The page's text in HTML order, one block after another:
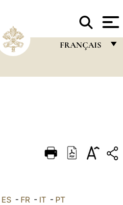
FRANÇAIS
DEUTSCH
العربيّة ES - FR - IT - PT